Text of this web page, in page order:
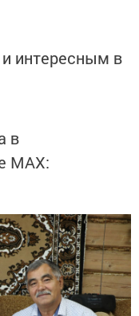
интересным в
в
MАХ: